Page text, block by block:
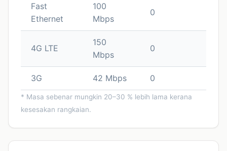
Fast
Ethernet
100
Mbps
0
4G LTE
150
Mbps
0
3G 42 Mbps 0
* Masa sebenar mungkin 20–30 % lebih lama kerana
kesesakan rangkaian.